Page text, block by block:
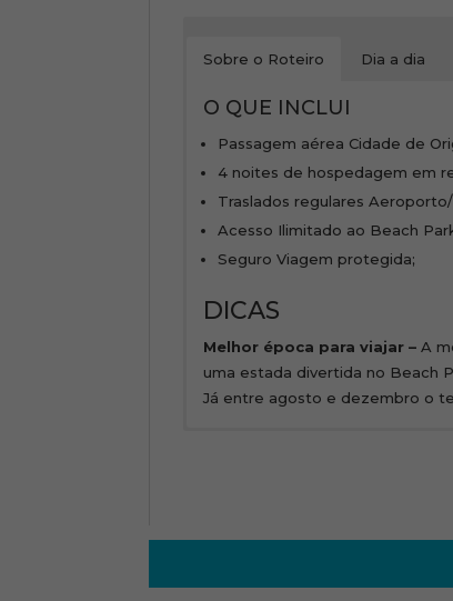
Sobre o Roteiro Dia a dia
O QUE INCLUI
Passagem aérea Cidade de
4 noites de hospedagem em
Traslados regulares
Acesso Ilimitado ao Beach
Seguro Viagem protegida;
DICAS
Melhor época para viajar –A
uma estada divertida no Beach
Já entre agosto e dezembro o
2º ao 4º DIA – ACQUA
Dias livres para desfrutar da